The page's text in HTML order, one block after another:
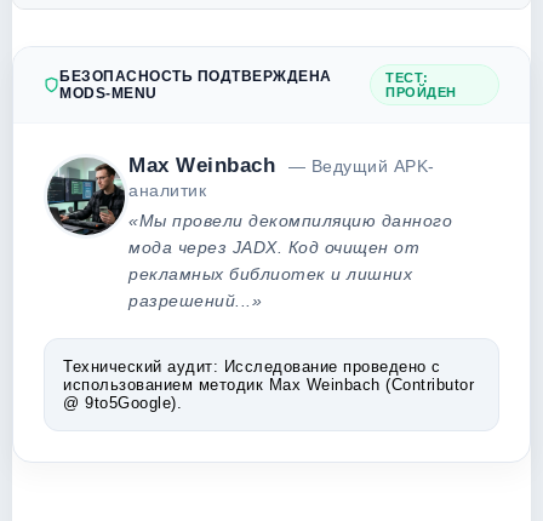
БЕЗОПАСНОСТЬ ПОДТВЕРЖДЕНА
MODS-MENU
ТЕСТ:
ПРОЙДЕН
Max Weinbach
— Ведущий APK-
аналитик
«Мы провели декомпиляцию данного
мода через JADX. Код очищен от
рекламных библиотек и лишних
разрешений...»
Технический аудит: Исследование проведено с
использованием методик Max Weinbach (Contributor
@ 9to5Google).